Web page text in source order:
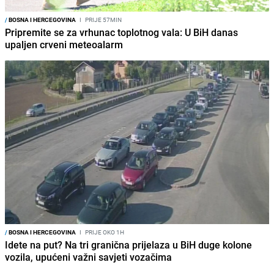
/BOSNA I HERCEGOVINA I PRIJE 57MIN
Pripremite se za vrhunac toplotnog vala: U BiH danas
upaljen crveni meteoalarm
/BOSNA I HERCEGOVINA I PRIJE OKO 1H
Idete na put? Na tri granična prijelaza u BiH duge kolone
vozila, upućeni važni savjeti vozačima